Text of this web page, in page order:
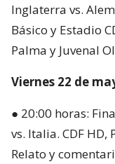
Inglaterra vs.
Básico y Estadio
Palma y Juvenal
Viernes 22 de
● 20:00 horas:
vs. Italia. CDF HD,
Relato y